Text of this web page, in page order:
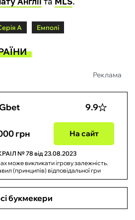
А Емполі
Реклама
9.9
грн На сайт
№ 78 від 23.08.2023
може викликати ігрову залежність.
(принципів) відповідальної гри
букмекери